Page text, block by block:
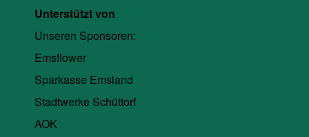
Unterstützt von
Unseren Sponsoren:
Emsflower
Sparkasse Emsland
Stadtwerke Schüttorf
AOK